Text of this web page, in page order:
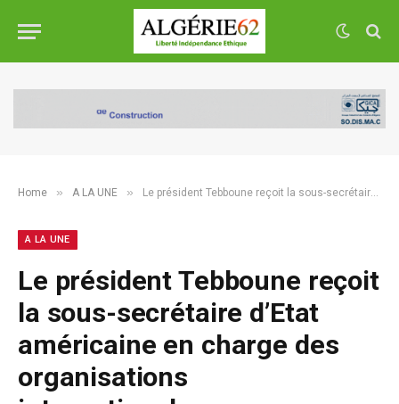
Home » A LA UNE » Le président Tebboune reçoit la sous-secrétaire d’Etat américaine en charge des organisations internationales
A LA UNE
Le président Tebboune reçoit
la sous-secrétaire d’Etat
américaine en charge des
organisations